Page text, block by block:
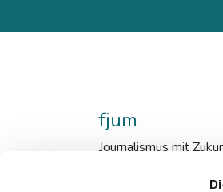
fjum
Journalismus mit